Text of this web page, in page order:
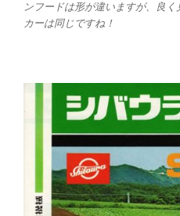
ンフードは形が違いますが、良
カーは同じですね！